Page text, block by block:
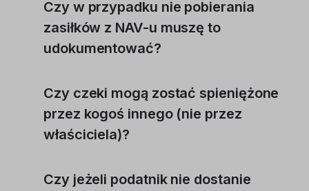
Czy w przypadku nie pobierania
zasiłków z NAV-u muszę to
udokumentować?
Czy czeki mogą zostać spieniężone
przez kogoś innego (nie przez
właściciela)?
Czy jeżeli podatnik nie dostanie